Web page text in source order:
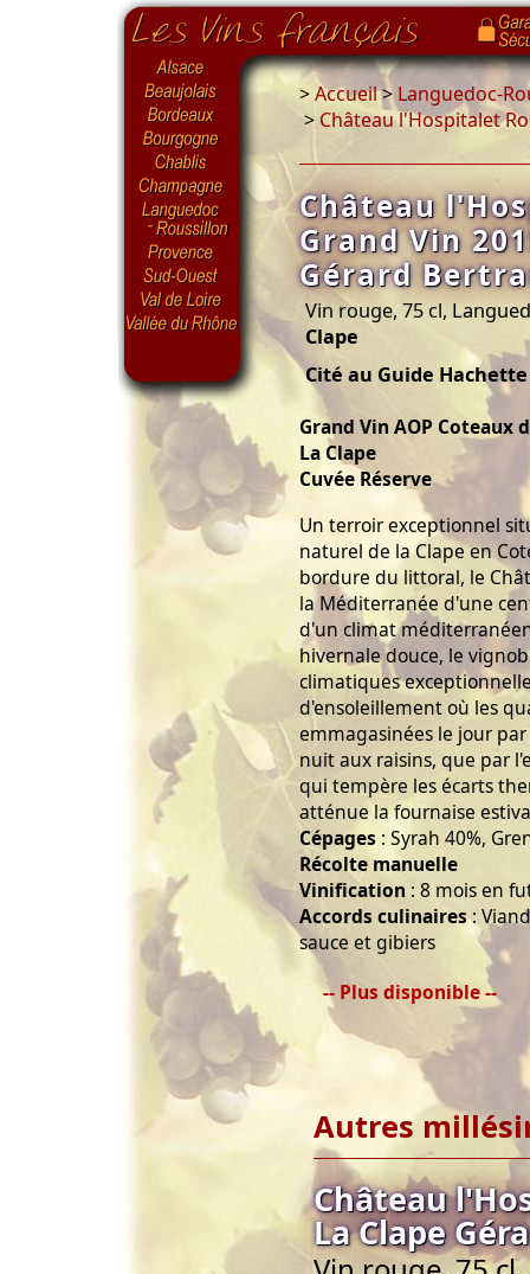
>Accueil>Languedoc-
> Château l'Hospitalet
Château
Grand Vin
Gérard
Vin rouge, 75 cl,
Clape
Cité au Guide Hachette
Grand Vin AOP Coteaux
La Clape
Cuvée Réserve
Un terroir exceptionnel
naturel de la Clape en
bordure du littoral, le
la Méditerranée d'une
d'un climat
hivernale douce, le
climatiques
d'ensoleillement où les
emmagasinées le jour
nuit aux raisins, que par
qui tempère les écarts
atténue la fournaise
Cépages : Syrah 40%,
Récolte manuelle
Vinification : 8 mois en
Accords culinaires:
sauce et gibiers
-- Plus disponible --
Autres
Château
La Clape